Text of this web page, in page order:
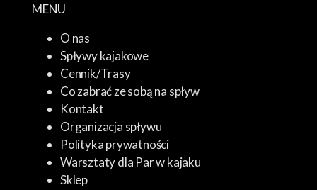
MENU
O nas
Spływy kajakowe
Cennik/Trasy
Co zabrać ze sobą na spływ
Kontakt
Organizacja spływu
Polityka prywatności
Warsztaty dla Par w kajaku
Sklep